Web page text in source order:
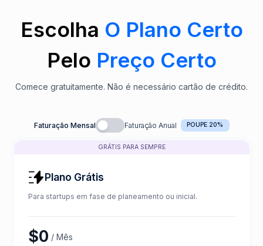
Escolha O Plano Certo
Pelo Preço Certo
Comece gratuitamente. Não é necessário cartão de crédito.
Faturação Mensal Faturação Anual POUPE 20%
GRÁTIS PARA SEMPRE
Plano Grátis
Para startups em fase de planeamento ou inicial.
$0 / Mês